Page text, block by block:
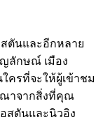
ตันและอีกหลาย
ญลักษณ์ เมือง
ครที่จะให้ผู้เข้าชม
ณาจากสิ่งที่คุณ
สตันและนิวอิง